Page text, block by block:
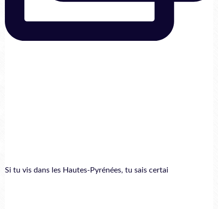
Si tu vis dans les Hautes-Pyrénées, tu sais certai